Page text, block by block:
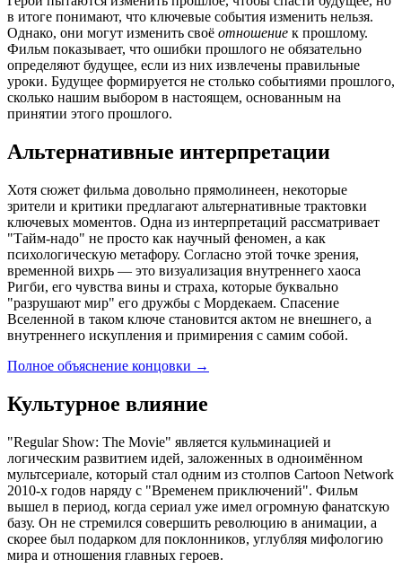
в итоге понимают, что ключевые события изменить нельзя.
Однако, они могут изменить своё отношение к прошлому.
Фильм показывает, что ошибки прошлого не обязательно
определяют будущее, если из них извлечены правильные
уроки. Будущее формируется не столько событиями прошлого,
сколько нашим выбором в настоящем, основанным на
принятии этого прошлого.
Альтернативные интерпретации
Хотя сюжет фильма довольно прямолинеен, некоторые
зрители и критики предлагают альтернативные трактовки
ключевых моментов. Одна из интерпретаций рассматривает
"Тайм-надо" не просто как научный феномен, а как
психологическую метафору. Согласно этой точке зрения,
временной вихрь — это визуализация внутреннего хаоса
Ригби, его чувства вины и страха, которые буквально
"разрушают мир" его дружбы с Мордекаем. Спасение
Вселенной в таком ключе становится актом не внешнего, а
внутреннего искупления и примирения с самим собой.
Полное объяснение концовки →
Культурное влияние
"Regular Show: The Movie" является кульминацией и
логическим развитием идей, заложенных в одноимённом
мультсериале, который стал одним из столпов Cartoon Network
2010-х годов наряду с "Временем приключений". Фильм
вышел в период, когда сериал уже имел огромную фанатскую
базу. Он не стремился совершить революцию в анимации, а
скорее был подарком для поклонников, углубляя мифологию
мира и отношения главных героев.